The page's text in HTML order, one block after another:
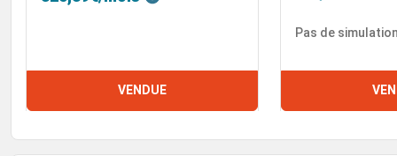
VENDUE
Pas de